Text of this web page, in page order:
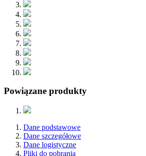
Powiązane produkty
Dane podstawowe
Dane szczegółowe
Dane logistyczne
Pliki do pobrania